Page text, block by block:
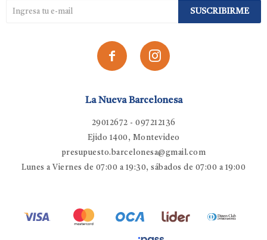
La Nueva Barcelonesa
29012672 - 097212136
Ejido 1400, Montevideo
presupuesto.barcelonesa@gmail.com
Lunes a Viernes de 07:00 a 19:30, sábados de 07:00 a 19:00
SUSCRIBIRME
 